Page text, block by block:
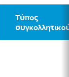
Τύπος